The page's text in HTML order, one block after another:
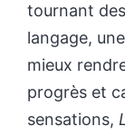
tournant des
langage,
mieux
progrès et
sensations,